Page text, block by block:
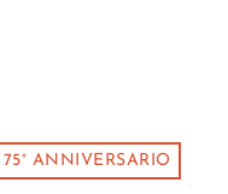
ANNIVERSARIO